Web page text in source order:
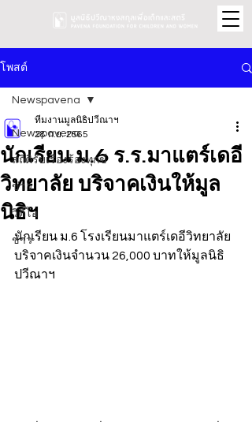
โพสต์
Newspavena
สถิติรับเรื่องร้องทุกข์
ข่าว
วิดีโอ
ข่าว
Newspavena
นักเรียน ม.6 ร.ร.มาแตร์เดอี
วิทยาลัย บริจาคเงินให้มูล
นิธิฯ
ทีมงานมูลนิธิปวีณาฯ
28 ก.ย. 2565
นักเรียน ม.6 โรงเรียนมาแตร์เดอีวิทยาลัย
บริจาคเงินจำนวน 26,000 บาทให้มูลนิธิ
ปวีณาฯ